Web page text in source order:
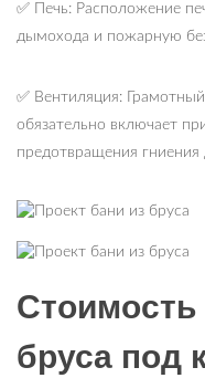
✅ Печь: Расположение
дымохода и пожарную
✅ Вентиляция:
обязательно включает
предотвращения гниения
Стоимость
бруса под